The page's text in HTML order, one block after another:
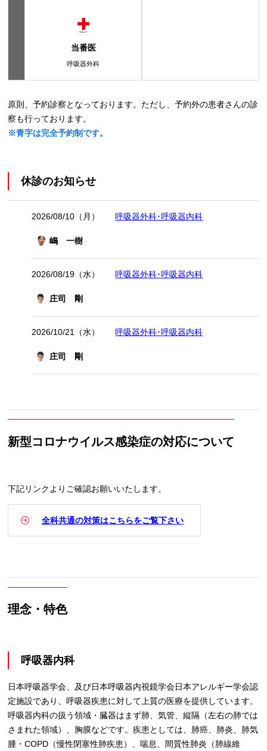
当番医
呼吸器外科
原則、予約診察となっております。ただし、予約外の患者さんの診
察も行っております。
※青字は完全予約制です。
休診のお知らせ
2026/08/10（月） 呼吸器外科･呼吸器内科
嶋 一樹
2026/10/21（水） 呼吸器外科･呼吸器内科
庄司 剛
2026/08/19（水） 呼吸器外科･呼吸器内科
庄司 剛
新型コロナウイルス感染症の対応について
下記リンクよりご確認お願いいたします。
全科共通の対策はこちらをご覧下さい
理念・特色
呼吸器内科
日本呼吸器学会、及び日本呼吸器内視鏡学会日本アレルギー学会認
定施設であり、呼吸器疾患に対して上質の医療を提供しています。
呼吸器内科の扱う領域・臓器はまず肺、気管、縦隔（左右の肺では
さまれた領域）、胸膜などです。疾患としては、肺癌、肺炎、肺気
腫・COPD（慢性閉塞性肺疾患）、喘息、間質性肺炎（肺線維